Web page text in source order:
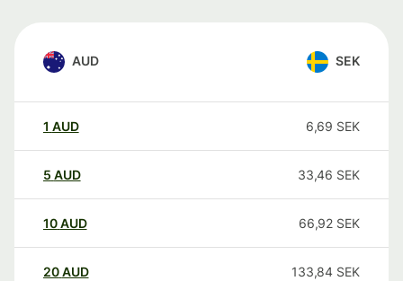
AUD SEK
1 AUD 6,69 SEK
5 AUD 33,46 SEK
10AUD 66,92 SEK
20AUD 133,84 SEK